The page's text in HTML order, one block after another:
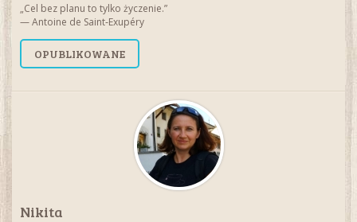
„Cel bez planu to tylko życzenie.”
— Antoine de Saint‑Exupéry
OPUBLIKOWANE
Nikita